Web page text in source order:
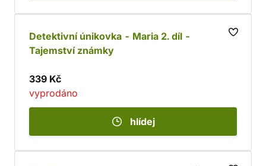
Detektivní únikovka - Maria 2. díl -
Tajemství známky
339 Kč
vyprodáno
hlídej